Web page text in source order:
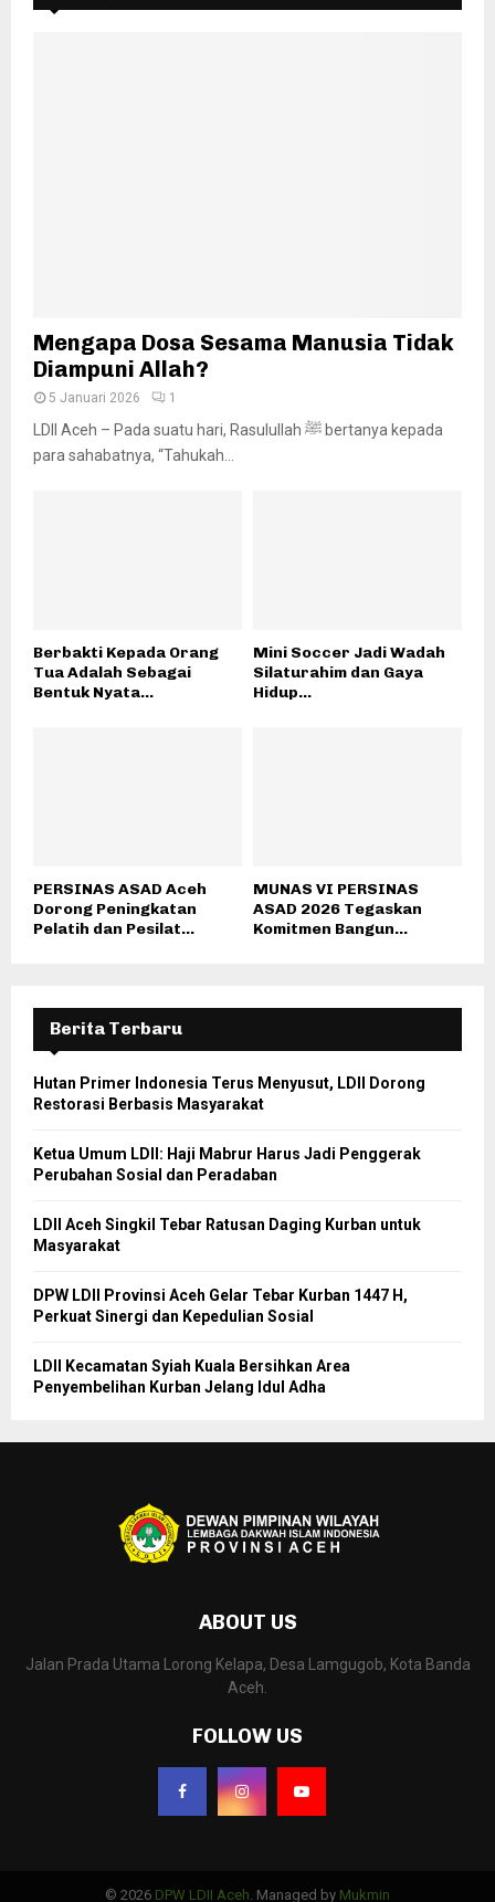
Mengapa Dosa Sesama Manusia Tidak
Diampuni Allah?
5 Januari 2026 1
LDII Aceh – Pada suatu hari, Rasulullah ﷺ bertanya kepada
para sahabatnya, “Tahukah...
Berbakti Kepada Orang
Tua Adalah Sebagai
Bentuk Nyata...
Mini Soccer Jadi Wadah
Silaturahim dan Gaya
Hidup...
PERSINAS ASAD Aceh
Dorong Peningkatan
Pelatih dan Pesilat...
MUNAS VI PERSINAS
ASAD 2026 Tegaskan
Komitmen Bangun...
Berita Terbaru
Hutan Primer Indonesia Terus Menyusut, LDII Dorong
Restorasi Berbasis Masyarakat
Ketua Umum LDII: Haji Mabrur Harus Jadi Penggerak
Perubahan Sosial dan Peradaban
LDII Aceh Singkil Tebar Ratusan Daging Kurban untuk
Masyarakat
DPW LDII Provinsi Aceh Gelar Tebar Kurban 1447 H,
Perkuat Sinergi dan Kepedulian Sosial
LDII Kecamatan Syiah Kuala Bersihkan Area
Penyembelihan Kurban Jelang Idul Adha
ABOUT US
Jalan Prada Utama Lorong Kelapa, Desa Lamgugob, Kota Banda
Aceh.
FOLLOW US
© 2026 DPW LDII Aceh . Managed by Mukmin